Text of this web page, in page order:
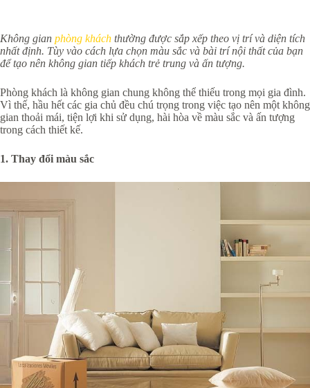
Không gian phòng khách thường được sắp xếp theo vị trí và diện tích
nhất định. Tùy vào cách lựa chọn màu sắc và bài trí nội thất của bạn
để tạo nên không gian tiếp khách trẻ trung và ấn tượng.
Phòng khách là không gian chung không thể thiếu trong mọi gia đình.
Vì thế, hầu hết các gia chủ đều chú trọng trong việc tạo nên một không
gian thoải mái, tiện lợi khi sử dụng, hài hòa về màu sắc và ấn tượng
trong cách thiết kế.
1. Thay đổi màu sắc